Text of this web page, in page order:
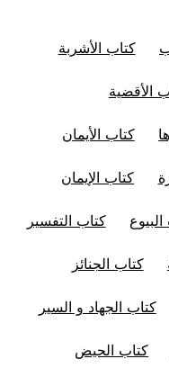
كتاب الأشربة
الأقضية
كتاب الأيمان
كتاب الإيمان
كتاب التفسير
كتاب الجنائز
كتاب الجهاد و السير
كتاب الحيض